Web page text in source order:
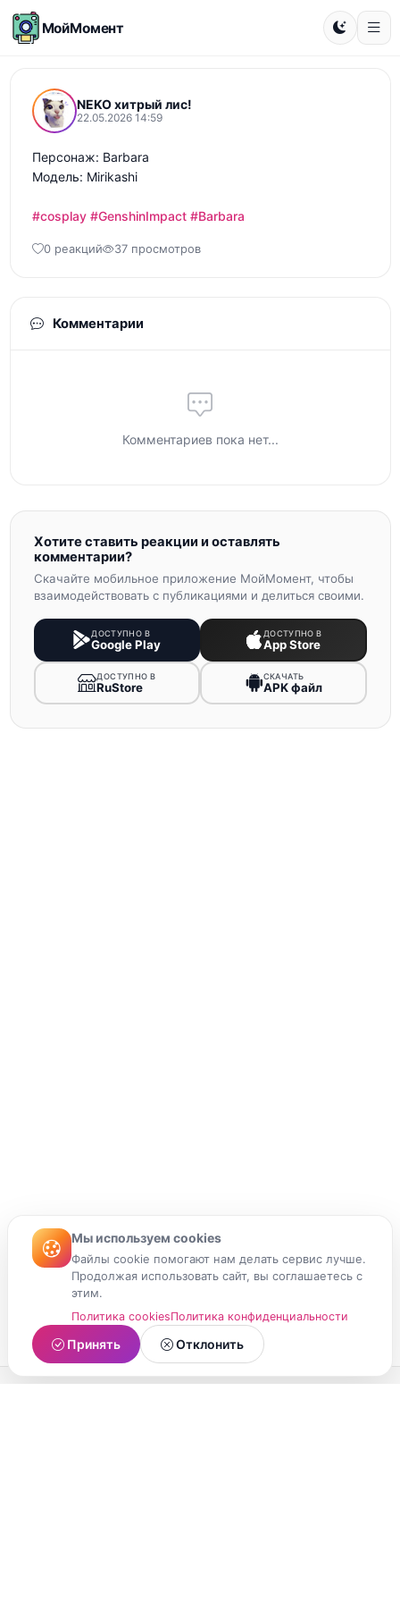
МойМомент
NEKO хитрый лис!
22.05.2026 14:59
Персонаж: Barbara
Модель: Mirikashi
#cosplay #GenshinImpact #Barbara
0 реакций 37 просмотров
Комментарии
Комментариев пока нет...
Хотите ставить реакции и оставлять
комментарии?
Скачайте мобильное приложение МойМомент, чтобы
взаимодействовать с публикациями и делиться своими.
ДОСТУПНО В
Google Play
ДОСТУПНО В
App Store
ДОСТУПНО В
RuStore
СКАЧАТЬ
APK файл
Мы используем cookies
Файлы cookie помогают нам делать сервис лучше.
Продолжая использовать сайт, вы соглашаетесь с
этим.
Политика cookiesПолитика конфиденциальности
Принять Отклонить